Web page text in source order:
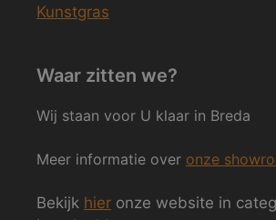
Kunstgras
Waar zitten we?
Wij staan voor U klaar in Breda
Meer informatie over onze
Bekijk hier onze website in